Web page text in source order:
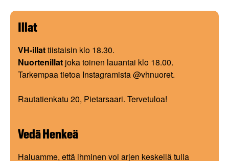
Illat
VH-illattiistaisin klo 18.30.
Nuortenillat joka toinen lauantai klo 18.00.
Tarkempaa tietoa Instagramista @vhnuoret.
Rautatienkatu 20, Pietarsaari. Tervetuloa!
Vedä Henkeä
Haluamme, että ihminen voi arjen keskellä tulla